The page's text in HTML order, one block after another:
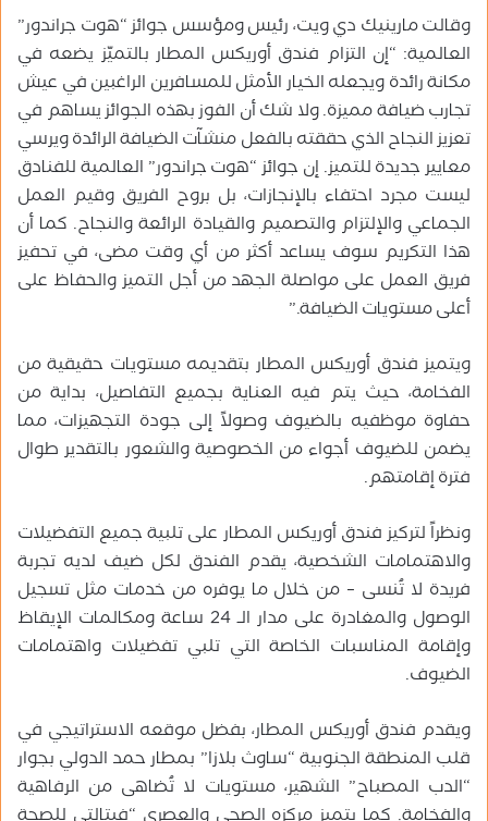
وقالت مارينيك دي ويت، رئيس ومؤسس جوائز “هوت جراندور”
العالمية: “إن التزام فندق أوريكس المطار بالتميّز يضعه في
مكانة رائدة ويجعله الخيار الأمثل للمسافرين الراغبين في عيش
تجارب ضيافة مميزة. ولا شك أن الفوز بهذه الجوائز يساهم في
تعزيز النجاح الذي حققته بالفعل منشآت الضيافة الرائدة ويرسي
معايير جديدة للتميز. إن جوائز “هوت جراندور” العالمية للفنادق
ليست مجرد احتفاء بالإنجازات، بل بروح الفريق وقيم العمل
الجماعي والإلتزام والتصميم والقيادة الرائعة والنجاح. كما أن
هذا التكريم سوف يساعد أكثر من أي وقت مضى، في تحفيز
فريق العمل على مواصلة الجهد من أجل التميز والحفاظ على
أعلى مستويات الضيافة.”
ويتميز فندق أوريكس المطار بتقديمه مستويات حقيقية من
الفخامة، حيث يتم فيه العناية بجميع التفاصيل، بداية من
حفاوة موظفيه بالضيوف وصولاً إلى جودة التجهيزات، مما
يضمن للضيوف أجواء من الخصوصية والشعور بالتقدير طوال
فترة إقامتهم.
ونظراً لتركيز فندق أوريكس المطار على تلبية جميع التفضيلات
والاهتمامات الشخصية، يقدم الفندق لكل ضيف لديه تجربة
فريدة لا تُنسى – من خلال ما يوفره من خدمات مثل تسجيل
الوصول والمغادرة على مدار الـ 24 ساعة ومكالمات الإيقاظ
وإقامة المناسبات الخاصة التي تلبي تفضيلات واهتمامات
الضيوف.
ويقدم فندق أوريكس المطار، بفضل موقعه الاستراتيجي في
قلب المنطقة الجنوبية “ساوث بلازا” بمطار حمد الدولي بجوار
“الدب المصباح” الشهير، مستويات لا تُضاهى من الرفاهية